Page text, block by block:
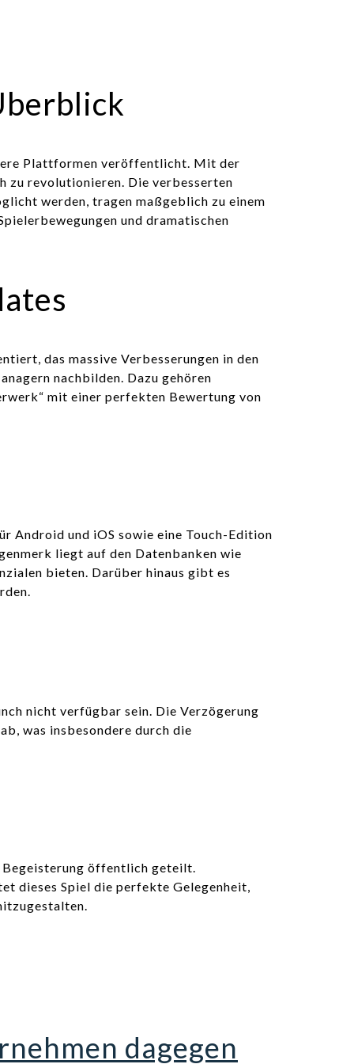
Plattformen veröffentlicht. Mit der
zu revolutionieren. Die verbesserten
werden, tragen maßgeblich zu einem
und dramatischen
das massive Verbesserungen in den
nachbilden. Dazu gehören
mit einer perfekten Bewertung von
Android und iOS sowie eine Touch-Edition
liegt auf den Datenbanken wie
bieten. Darüber hinaus gibt es
nicht verfügbar sein. Die Verzögerung
was insbesondere durch die
Begeisterung öffentlich geteilt.
dieses Spiel die perfekte Gelegenheit,
dagegen